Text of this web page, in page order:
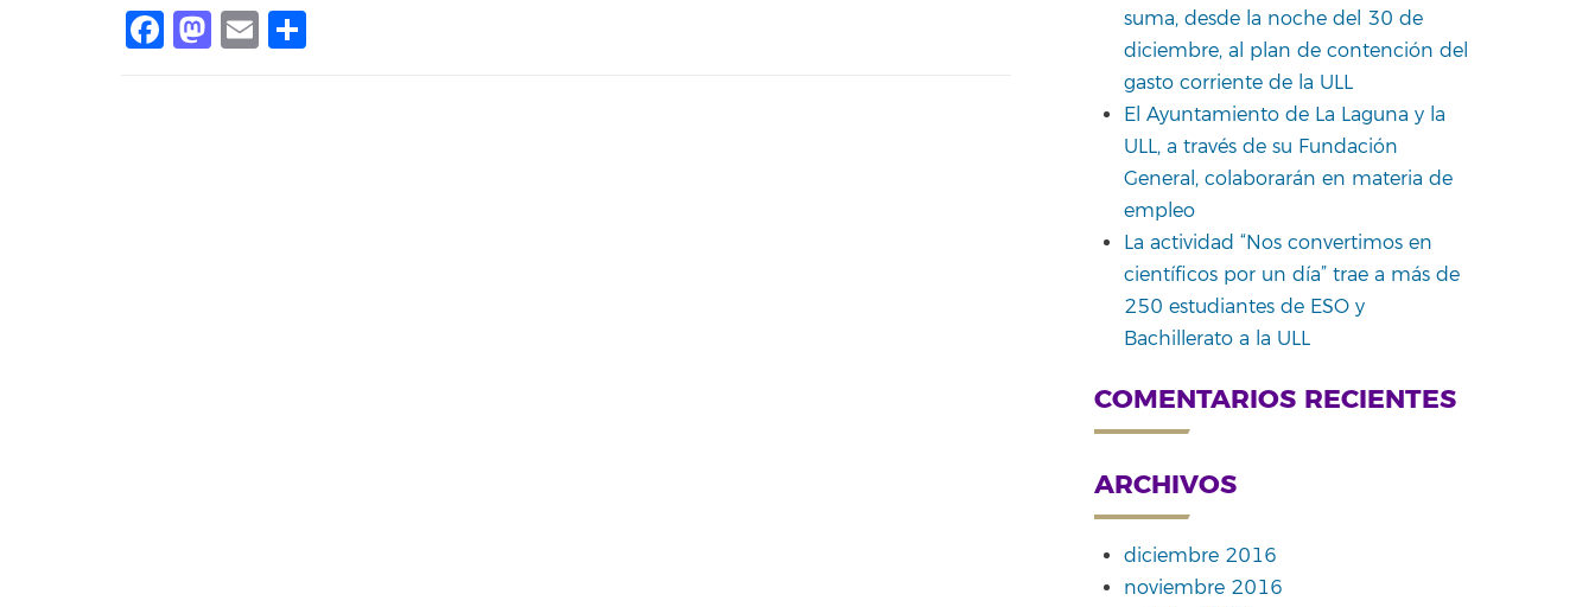
Facebook
Mastodon
Email
suma, desde la noche del 30 de
diciembre, al plan de contención del
gasto corriente de la ULL
El Ayuntamiento de La Laguna y la
ULL, a través de su Fundación
General, colaborarán en materia de
empleo
La actividad “Nos convertimos en
científicos por un día” trae a más de
250 estudiantes de ESO y
Bachillerato a la ULL
COMENTARIOS RECIENTES
ARCHIVOS
diciembre 2016
noviembre 2016